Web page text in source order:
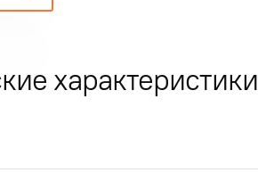
характеристики